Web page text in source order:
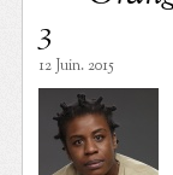
3
12 Juin. 2015